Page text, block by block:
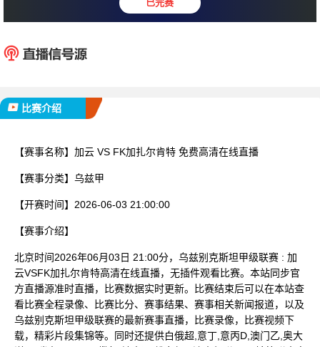
0 : 0
比赛介绍
【赛事名称】 加云 VS FK加扎尔肯特 免费高清在线直播
【赛事分类】 乌兹甲
【开赛时间】 2026-06-03 21:00:00
【赛事介绍】
北京时间2026年06月03日 21:00分，乌兹别克斯坦甲级联赛 : 加
云VSFK加扎尔肯特高清在线直播，无插件观看比赛。本站同步官
方直播源准时直播，比赛数据实时更新。比赛结束后可以在本站查
看比赛全程录像、比赛比分、赛事结果、赛事相关新闻报道，以及
乌兹别克斯坦甲级联赛的最新赛事直播，比赛录像，比赛视频下
载，精彩片段集锦等。同时还提供白俄超,意丁,意丙D,澳门乙,奥大